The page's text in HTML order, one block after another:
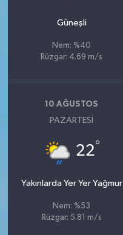
Güneşli
Nem: %40
Rüzgar: 4.69 m/s
10 AĞUSTOS
PAZARTESI
22°
Yakınlarda Yer Yer Yağmur
Nem: %53
Rüzgar: 5.81 m/s